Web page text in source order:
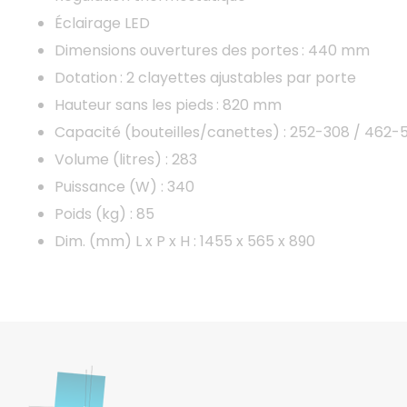
Éclairage LED
Dimensions ouvertures des portes : 440 mm
Dotation : 2 clayettes ajustables par porte
Hauteur sans les pieds : 820 mm
Capacité (bouteilles/canettes) : 252-308 / 462-
Volume (litres) : 283
Puissance (W) : 340
Poids (kg) : 85
Dim. (mm) L x P x H : 1455 x 565 x 890